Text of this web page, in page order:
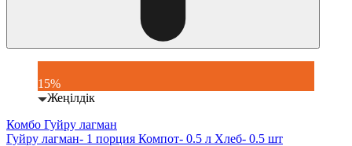
15%
Жеңілдік
Комбо Гуйру лагман
Гуйру лагман- 1 порция Компот- 0.5 л Хлеб- 0.5 шт